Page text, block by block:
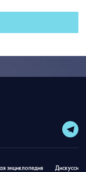
энциклопедия